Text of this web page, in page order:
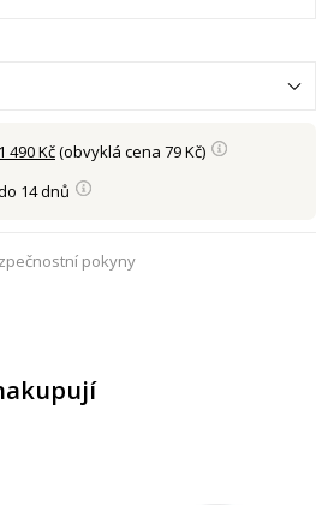
490 Kč(obvyklá cena 79 Kč)
14 dnů
pokyny